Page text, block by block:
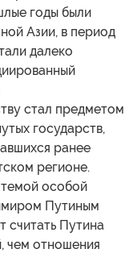
годы были
Азии, в период
далеко
стал предметом
государств,
ранее
регионе.
особой
Путиным
считать Путина
чем отношения